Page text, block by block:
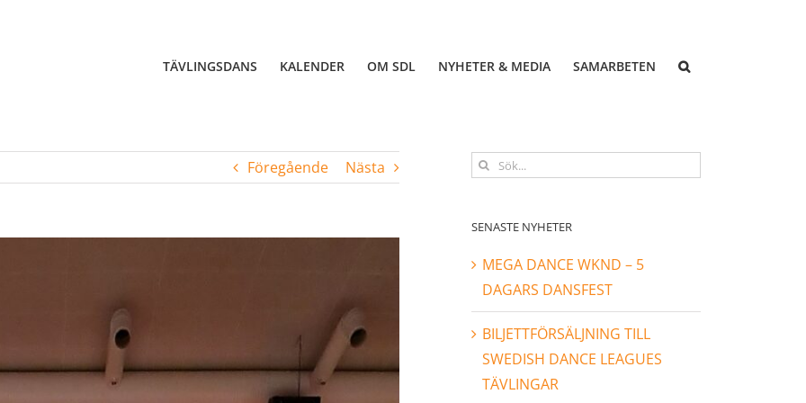
TÄVLINGSDANS KALENDER OM SDL NYHETER & MEDIA SAMARBETEN
Föregående Nästa
Sök
SENASTE NYHETER
MEGA DANCE WKND – 5
DAGARS DANSFEST
BILJETTFÖRSÄLJNING TILL
SWEDISH DANCE LEAGUES
TÄVLINGAR